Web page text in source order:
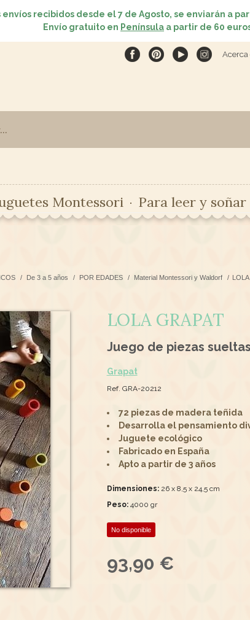
envíos recibidos desde el 7 de Agosto, se enviarán a
Envío gratuito en Península a partir de 60
Acerca
Montessori Para leer y soñar
/ De 3 a 5 años / POR EDADES / Material Montessori y Waldorf /
LOLA GRAPAT
Juego de piezas sueltas
Grapat
Ref. GRA-20212
72 piezas de madera teñida
Desarrolla el pensamiento
Juguete ecológico
Fabricado en España
Apto a partir de 3 años
Dimensiones: 26 x 8,5 x 24,5 cm
Peso: 4000 gr
No disponible
93,90 €